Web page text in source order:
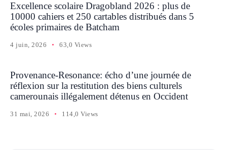
Excellence scolaire Dragobland 2026 : plus de
10000 cahiers et 250 cartables distribués dans 5
écoles primaires de Batcham
4 juin, 2026 63,0 Views
Provenance-Resonance: écho d’une journée de
réflexion sur la restitution des biens culturels
camerounais illégalement détenus en Occident
31 mai, 2026 114,0 Views